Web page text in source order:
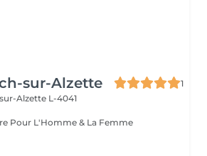
sur-Alzette
1
Alzette L-4041
Esthétique & Bien-être Pour L'Homme & La Femme